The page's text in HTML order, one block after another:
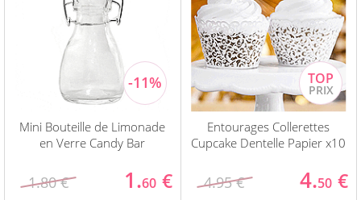
Mini Bouteille de Limonade
en Verre Candy Bar
1.80 € 1.60 €
Entourages Collerettes
Cupcake Dentelle Papier x10
4.95 € 4.50 €